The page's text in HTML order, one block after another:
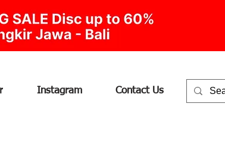
Instagram Contact Us